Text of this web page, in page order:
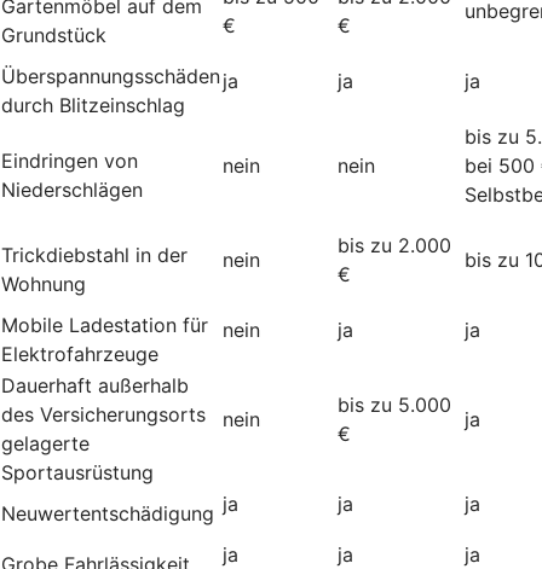
Gartenmöbel auf dem
Grundstück
€
€
Überspannungsschäden
durch Blitzeinschlag
ja ja ja
Eindringen von
Niederschlägen
nein nein
bis zu
bei 500
Trickdiebstahl in der
Wohnung
nein
bis zu 2.000
€
bis zu
Mobile Ladestation für
Elektrofahrzeuge
nein ja ja
Dauerhaft außerhalb
des Versicherungsorts
gelagerte
Sportausrüstung
nein
bis zu 5.000
€
ja
Neuwertentschädigung ja ja ja
Grobe Fahrlässigkeit ja ja ja